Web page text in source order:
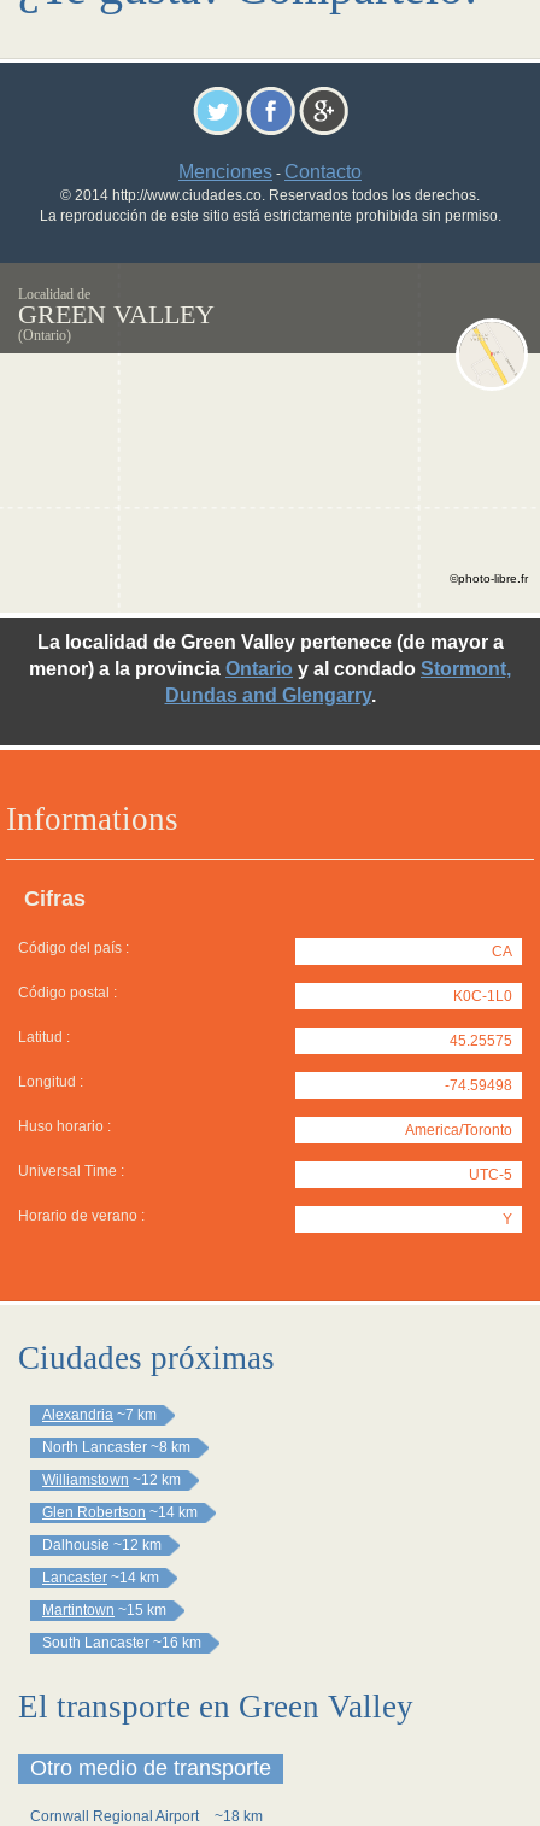
Menciones - Contacto
© 2014 http://www.ciudades.co. Reservados todos los derechos.
La reproducción de este sitio está estrictamente prohibida sin permiso.
Localidad de
GREEN VALLEY
(Ontario)
Informations
Cifras
Código del país : CA
Código postal : K0C-1L0
Latitud : 45.25575
Longitud : -74.59498
Huso horario : America/Toronto
Universal Time : UTC-5
Horario de verano : Y
La localidad de Green Valley pertenece (de mayor a
menor) a la provincia Ontario y al condado Stormont,
Dundas and Glengarry.
©photo-libre.fr
Ciudades próximas
Alexandria ~7 km
North Lancaster ~8 km
Williamstown ~12 km
Glen Robertson ~14 km
Dalhousie ~12 km
Lancaster ~14 km
Martintown ~15 km
South Lancaster ~16 km
El transporte en Green Valley
Otro medio de transporte
Cornwall Regional Airport ~18 km